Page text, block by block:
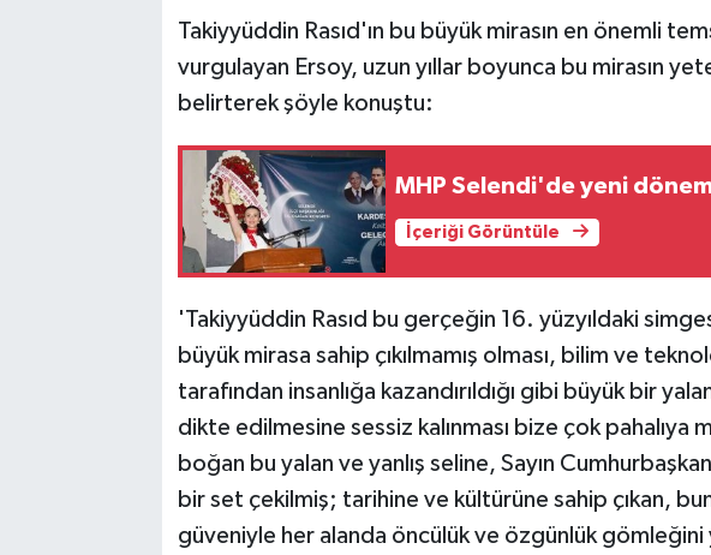
Takiyyüddin Rasıd'ın bu büyük mirasın en önemli
vurgulayan Ersoy, uzun yıllar boyunca bu mirasın
belirterek şöyle konuştu:
MHP Selendi'de yeni
İçeriği Görüntüle
'Takiyyüddin Rasıd bu gerçeğin 16. yüzyıldaki
büyük mirasa sahip çıkılmamış olması, bilim ve
tarafından insanlığa kazandırıldığı gibi büyük bir
dikte edilmesine sessiz kalınması bize çok pahalıya
boğan bu yalan ve yanlış seline, Sayın
bir set çekilmiş; tarihine ve kültürüne sahip çıkan,
güveniyle her alanda öncülük ve özgünlük